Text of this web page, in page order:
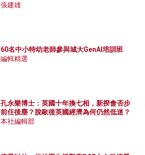
張建雄
60名中小特幼老師參與城大GenAI培訓班
編輯精選
孔永樂博士：英國十年換七相，新揆會否步
前任後塵？脫歐後英國經濟為何仍然低迷？
本社編輯部